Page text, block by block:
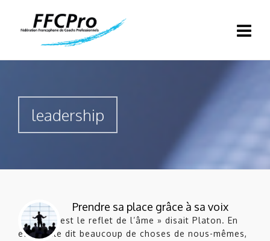
leadership
Prendre sa place grâce à sa voix
« La voix est le reflet de l’âme » disait Platon. En
effet, elle dit beaucoup de choses de nous-mêmes,